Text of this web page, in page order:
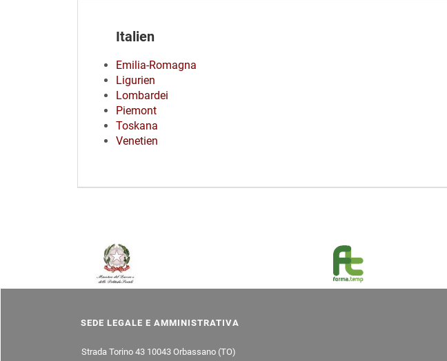
Italien
Emilia-Romagna
Ligurien
Lombardei
Piemont
Toskana
Venetien
SEDE LEGALE E AMMINISTRATIVA
Strada Torino 43 10043 Orbassano (TO)